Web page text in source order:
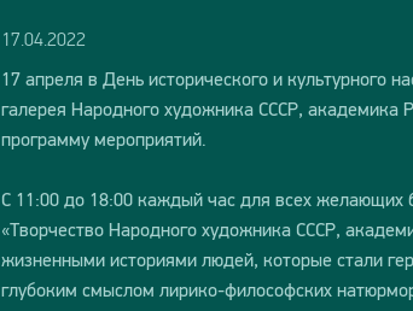
17.04.2022
17 апреля в День исторического и культурного
галерея Народного художника СССР,
программу мероприятий.
С 11:00 до 18:00 каждый час для всех желающих
«Творчество Народного художника СССР,
жизненными историями людей, которые стали
глубоким смыслом лирико-философских